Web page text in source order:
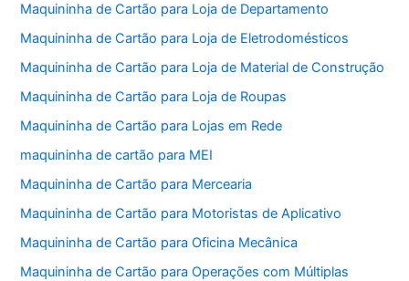
Maquininha de Cartão para Loja de Departamento
Maquininha de Cartão para Loja de Eletrodomésticos
Maquininha de Cartão para Loja de Material de Construção
Maquininha de Cartão para Loja de Roupas
Maquininha de Cartão para Lojas em Rede
maquininha de cartão para MEI
Maquininha de Cartão para Mercearia
Maquininha de Cartão para Motoristas de Aplicativo
Maquininha de Cartão para Oficina Mecânica
Maquininha de Cartão para Operações com Múltiplas